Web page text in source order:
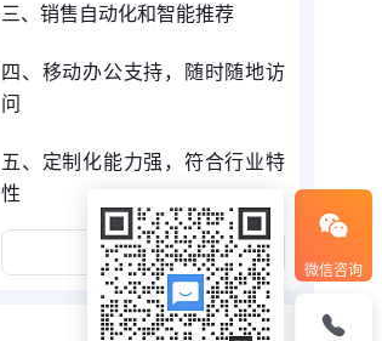
三、销售自动化和智能推荐
四、移动办公支持，随时随地访
问
五、定制化能力强，符合行业特
性
展开更多
微信咨询